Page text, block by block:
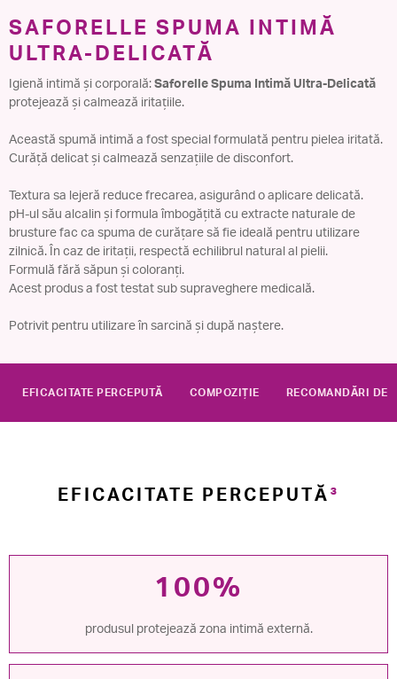
SAFORELLE SPUMA INTIMĂ
ULTRA-DELICATĂ
Igienă intimă și corporală: Saforelle Spuma Intimă Ultra-Delicată
protejează și calmează iritațiile.
Această spumă intimă a fost special formulată pentru pielea iritată.
Curăță delicat și calmează senzațiile de disconfort.
Textura sa lejeră reduce frecarea, asigurând o aplicare delicată.
pH-ul său alcalin și formula îmbogățită cu extracte naturale de
brusture fac ca spuma de curățare să fie ideală pentru utilizare
zilnică. În caz de iritații, respectă echilibrul natural al pielii.
Formulă fără săpun și coloranți.
Acest produs a fost testat sub supraveghere medicală.
Potrivit pentru utilizare în sarcină și după naștere.
EFICACITATE PERCEPUTĂ COMPOZIȚIE RECOMANDĂRI DE
EFICACITATE PERCEPUTĂ ³
100%
produsul protejează zona intimă externă.